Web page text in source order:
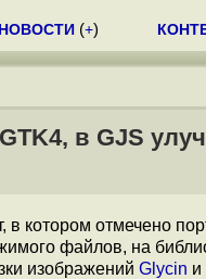
НОВОСТИ (+)
в GJS
в котором отмечено
файлов, на
изображений Glycin и